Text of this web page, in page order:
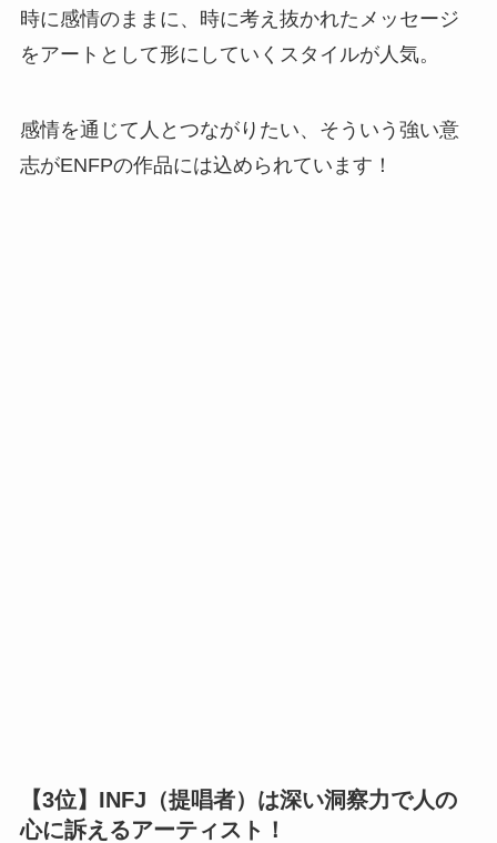
時に感情のままに、時に考え抜かれたメッセージ
をアートとして形にしていくスタイルが人気。
感情を通じて人とつながりたい、そういう強い意
志がENFPの作品には込められています！
【3位】INFJ（提唱者）は深い洞察力で人の
心に訴えるアーティスト！